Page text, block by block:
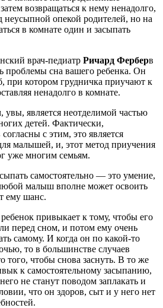
возвращаться к нему ненадолго,
неусыпной опекой родителей, но на
в комнате один и засыпать
врач-педиатр Ричард Ферберв
проблемы сна вашего ребенка. Он
при котором грудничка приучают к
ненадолго в комнате.
увы, является неотделимой частью
детей. Фактически,
с этим, это является
малышей, и, этот метод приучения
уже многим семьям.
самостоятельно — это умение,
малыш вполне может освоить
ему шанс.
привыкает к тому, чтобы его
перед сном, и потом ему очень
самому. И когда он по какой-то
то в большинстве случаев
того, чтобы снова заснуть. В то же
к самостоятельному засыпанию,
не станут поводом заплакать и
что он здоров, сыт и у него нет